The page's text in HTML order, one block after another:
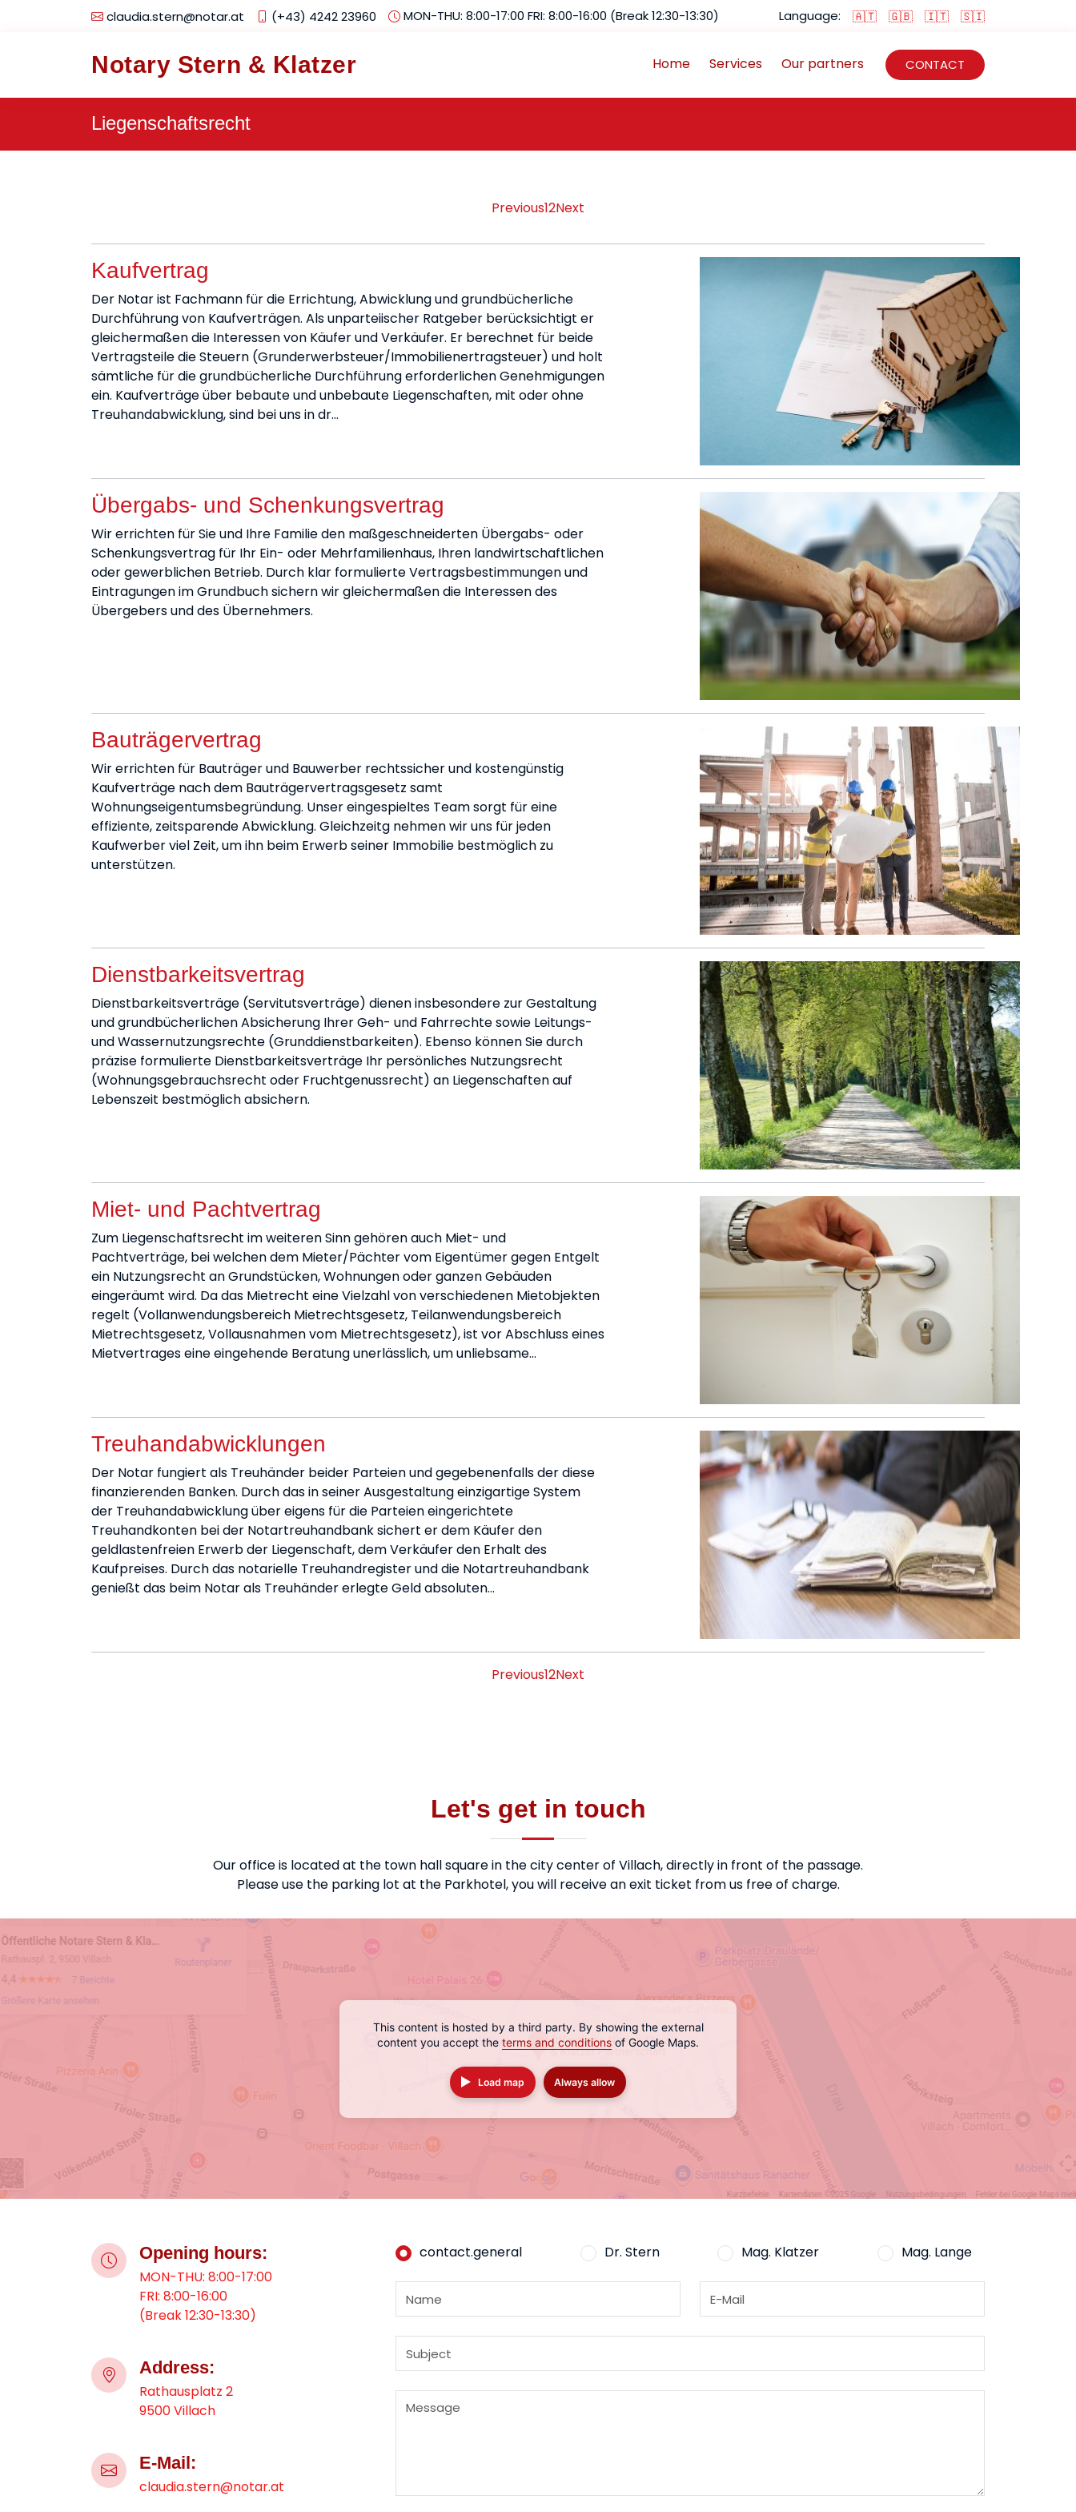
claudia.stern@notar.at (+43) 4242 23960 MON-THU: 8:00-17:00 FRI: 8:00-16:00 (Break 12:30-13:30) Language: 🇦🇹 🇬🇧 🇮🇹 🇸🇮
Notary Stern & Klatzer Home Services Our partners CONTACT
Liegenschaftsrecht
Previous12Next
Kaufvertrag
Der Notar ist Fachmann für die Errichtung, Abwicklung und grundbücherliche
Durchführung von Kaufverträgen. Als unparteiischer Ratgeber berücksichtigt er
gleichermaßen die Interessen von Käufer und Verkäufer. Er berechnet für beide
Vertragsteile die Steuern (Grunderwerbsteuer/Immobilienertragsteuer) und holt
sämtliche für die grundbücherliche Durchführung erforderlichen Genehmigungen
ein. Kaufverträge über bebaute und unbebaute Liegenschaften, mit oder ohne
Treuhandabwicklung, sind bei uns in dr…
Übergabs- und Schenkungsvertrag
Wir errichten für Sie und Ihre Familie den maßgeschneiderten Übergabs- oder
Schenkungsvertrag für Ihr Ein- oder Mehrfamilienhaus, Ihren landwirtschaftlichen
oder gewerblichen Betrieb. Durch klar formulierte Vertragsbestimmungen und
Eintragungen im Grundbuch sichern wir gleichermaßen die Interessen des
Übergebers und des Übernehmers.
Bauträgervertrag
Wir errichten für Bauträger und Bauwerber rechtssicher und kostengünstig
Kaufverträge nach dem Bauträgervertragsgesetz samt
Wohnungseigentumsbegründung. Unser eingespieltes Team sorgt für eine
effiziente, zeitsparende Abwicklung. Gleichzeitg nehmen wir uns für jeden
Kaufwerber viel Zeit, um ihn beim Erwerb seiner Immobilie bestmöglich zu
unterstützen.
Dienstbarkeitsvertrag
Dienstbarkeitsverträge (Servitutsverträge) dienen insbesondere zur Gestaltung
und grundbücherlichen Absicherung Ihrer Geh- und Fahrrechte sowie Leitungs-
und Wassernutzungsrechte (Grunddienstbarkeiten). Ebenso können Sie durch
präzise formulierte Dienstbarkeitsverträge Ihr persönliches Nutzungsrecht
(Wohnungsgebrauchsrecht oder Fruchtgenussrecht) an Liegenschaften auf
Lebenszeit bestmöglich absichern.
Miet- und Pachtvertrag
Zum Liegenschaftsrecht im weiteren Sinn gehören auch Miet- und
Pachtverträge, bei welchen dem Mieter/Pächter vom Eigentümer gegen Entgelt
ein Nutzungsrecht an Grundstücken, Wohnungen oder ganzen Gebäuden
eingeräumt wird. Da das Mietrecht eine Vielzahl von verschiedenen Mietobjekten
regelt (Vollanwendungsbereich Mietrechtsgesetz, Teilanwendungsbereich
Mietrechtsgesetz, Vollausnahmen vom Mietrechtsgesetz), ist vor Abschluss eines
Mietvertrages eine eingehende Beratung unerlässlich, um unliebsame…
Treuhandabwicklungen
Der Notar fungiert als Treuhänder beider Parteien und gegebenenfalls der diese
finanzierenden Banken. Durch das in seiner Ausgestaltung einzigartige System
der Treuhandabwicklung über eigens für die Parteien eingerichtete
Treuhandkonten bei der Notartreuhandbank sichert er dem Käufer den
geldlastenfreien Erwerb der Liegenschaft, dem Verkäufer den Erhalt des
Kaufpreises. Durch das notarielle Treuhandregister und die Notartreuhandbank
genießt das beim Notar als Treuhänder erlegte Geld absoluten…
Previous12Next
Let's get in touch
Our office is located at the town hall square in the city center of Villach, directly in front of the passage.
Please use the parking lot at the Parkhotel, you will receive an exit ticket from us free of charge.
This content is hosted by a third party. By showing the external
content you accept the terms and conditions of Google Maps.
Load map Always allow
Opening hours:
MON-THU: 8:00-17:00
FRI: 8:00-16:00
(Break 12:30-13:30)
Address:
Rathausplatz 2
9500 Villach
E-Mail:
claudia.stern@notar.at
contact.general Dr. Stern Mag. Klatzer Mag. Lange